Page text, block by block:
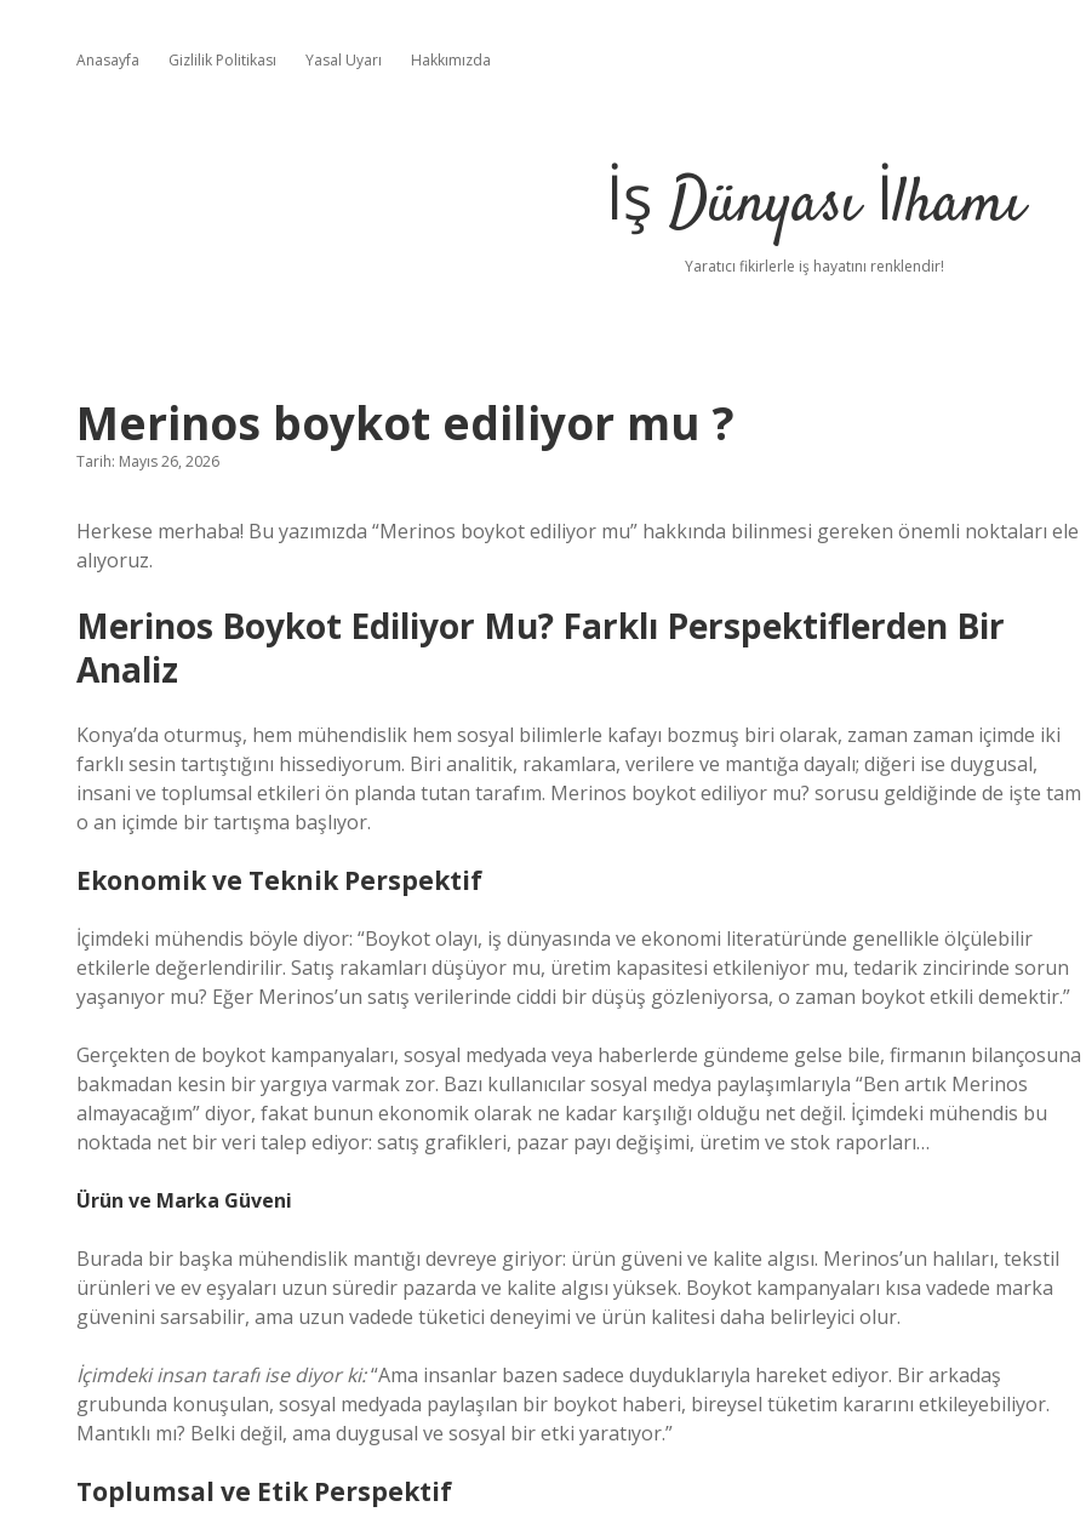
Anasayfa Gizlilik Politikası Yasal Uyarı Hakkımızda
İş Dünyası İlhamı
Yaratıcı fikirlerle iş hayatını renklendir!
Merinos boykot ediliyor mu ?
Tarih: Mayıs 26, 2026
Herkese merhaba! Bu yazımızda “Merinos boykot ediliyor mu” hakkında bilinmesi gereken önemli noktaları ele
alıyoruz.
Merinos Boykot Ediliyor Mu? Farklı Perspektiflerden Bir
Analiz
Konya’da oturmuş, hem mühendislik hem sosyal bilimlerle kafayı bozmuş biri olarak, zaman zaman içimde iki
farklı sesin tartıştığını hissediyorum. Biri analitik, rakamlara, verilere ve mantığa dayalı; diğeri ise duygusal,
insani ve toplumsal etkileri ön planda tutan tarafım. Merinos boykot ediliyor mu? sorusu geldiğinde de işte tam
o an içimde bir tartışma başlıyor.
Ekonomik ve Teknik Perspektif
İçimdeki mühendis böyle diyor: “Boykot olayı, iş dünyasında ve ekonomi literatüründe genellikle ölçülebilir
etkilerle değerlendirilir. Satış rakamları düşüyor mu, üretim kapasitesi etkileniyor mu, tedarik zincirinde sorun
yaşanıyor mu? Eğer Merinos’un satış verilerinde ciddi bir düşüş gözleniyorsa, o zaman boykot etkili demektir.”
Gerçekten de boykot kampanyaları, sosyal medyada veya haberlerde gündeme gelse bile, firmanın bilançosuna
bakmadan kesin bir yargıya varmak zor. Bazı kullanıcılar sosyal medya paylaşımlarıyla “Ben artık Merinos
almayacağım” diyor, fakat bunun ekonomik olarak ne kadar karşılığı olduğu net değil. İçimdeki mühendis bu
noktada net bir veri talep ediyor: satış grafikleri, pazar payı değişimi, üretim ve stok raporları…
Ürün ve Marka Güveni
Burada bir başka mühendislik mantığı devreye giriyor: ürün güveni ve kalite algısı. Merinos’un halıları, tekstil
ürünleri ve ev eşyaları uzun süredir pazarda ve kalite algısı yüksek. Boykot kampanyaları kısa vadede marka
güvenini sarsabilir, ama uzun vadede tüketici deneyimi ve ürün kalitesi daha belirleyici olur.
İçimdeki insan tarafı ise diyor ki:“Ama insanlar bazen sadece duyduklarıyla hareket ediyor. Bir arkadaş
grubunda konuşulan, sosyal medyada paylaşılan bir boykot haberi, bireysel tüketim kararını etkileyebiliyor.
Mantıklı mı? Belki değil, ama duygusal ve sosyal bir etki yaratıyor.”
Toplumsal ve Etik Perspektif